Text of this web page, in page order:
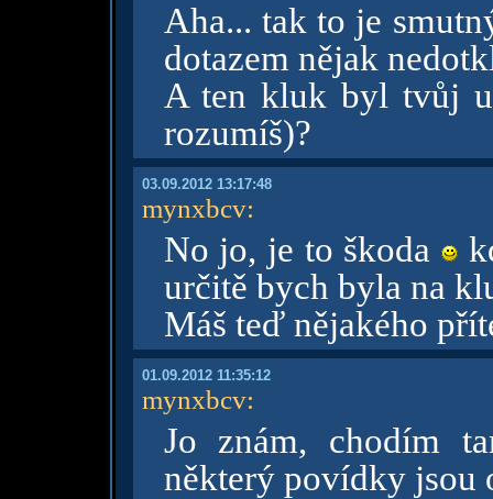
Aha... tak to je
dotazem nějak
A ten kluk byl tvůj
rozumíš)?
03.09.2012 13:17:48
mynxbcv:
No jo, je to škoda
určitě bych byla na
Máš teď nějakého
01.09.2012 11:35:12
mynxbcv:
Jo znám, chodím
některý povídky jsou